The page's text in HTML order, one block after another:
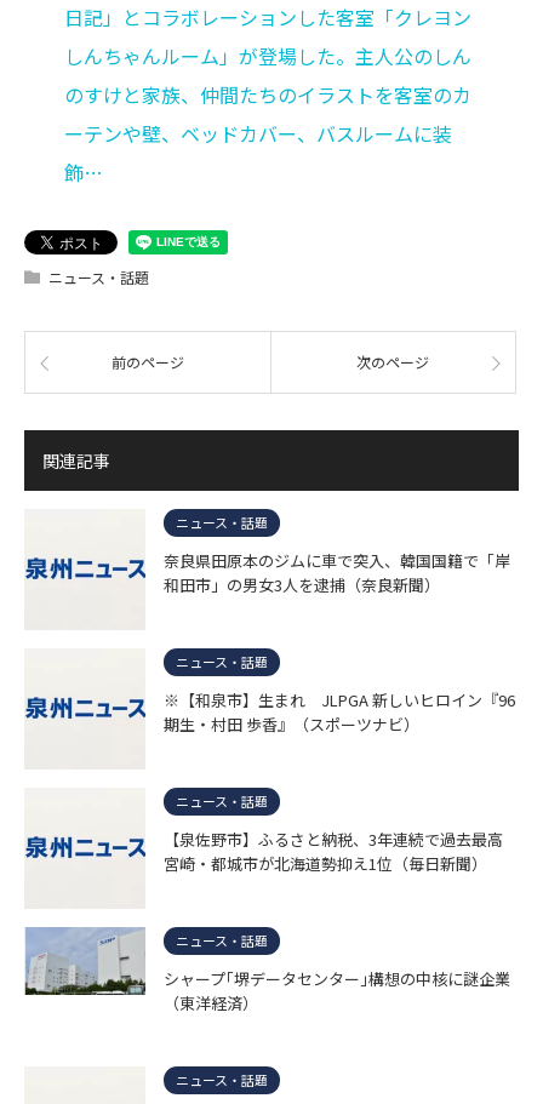
日記」とコラボレーションした客室「クレヨン
しんちゃんルーム」が登場した。主人公のしん
のすけと家族、仲間たちのイラストを客室のカ
ーテンや壁、ベッドカバー、バスルームに装
飾…
ニュース・話題
前のページ 次のページ
関連記事
ニュース・話題
奈良県田原本のジムに車で突入、韓国国籍で「岸
和田市」の男女3人を逮捕（奈良新聞）
ニュース・話題
※【和泉市】生まれ JLPGA 新しいヒロイン『96
期生・村田 歩香』（スポーツナビ）
ニュース・話題
【泉佐野市】ふるさと納税、3年連続で過去最高
宮崎・都城市が北海道勢抑え1位（毎日新聞）
ニュース・話題
シャープ｢堺データセンター｣構想の中核に謎企業
（東洋経済）
ニュース・話題